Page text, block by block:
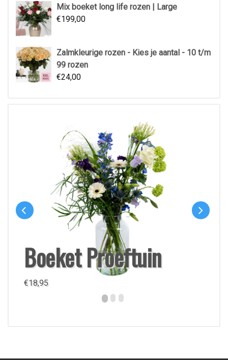
Mix boeket long life rozen | Large
€199,00
Zalmkleurige rozen - Kies je aantal - 10 t/m
99 rozen
€24,00
Boeket Proeftuin
€18,95